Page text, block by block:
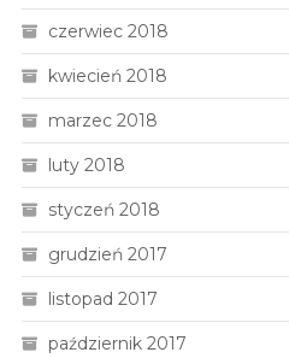
czerwiec 2018
kwiecień 2018
marzec 2018
luty 2018
styczeń 2018
grudzień 2017
listopad 2017
październik 2017